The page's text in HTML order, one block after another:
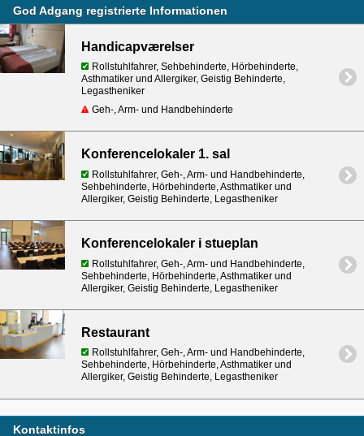
God Adgang registrierte Informationen
Handicapværelser
Rollstuhlfahrer, Sehbehinderte, Hörbehinderte,
Asthmatiker und Allergiker, Geistig Behinderte,
Legastheniker
Geh-, Arm- und Handbehinderte
Konferencelokaler 1. sal
Rollstuhlfahrer, Geh-, Arm- und Handbehinderte,
Sehbehinderte, Hörbehinderte, Asthmatiker und
Allergiker, Geistig Behinderte, Legastheniker
Konferencelokaler i stueplan
Rollstuhlfahrer, Geh-, Arm- und Handbehinderte,
Sehbehinderte, Hörbehinderte, Asthmatiker und
Allergiker, Geistig Behinderte, Legastheniker
Restaurant
Rollstuhlfahrer, Geh-, Arm- und Handbehinderte,
Sehbehinderte, Hörbehinderte, Asthmatiker und
Allergiker, Geistig Behinderte, Legastheniker
Kontaktinfos